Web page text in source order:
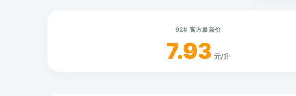
92# 官方最高价
7.93 元/升